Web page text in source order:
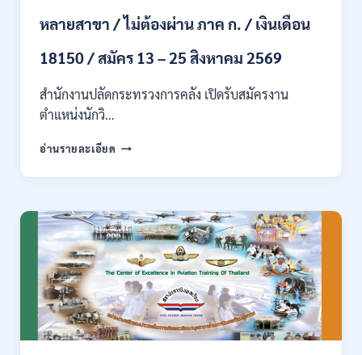
และ
ทุก
อื่นๆ
ผ่าน
สมัคร
ได้
/
เงิน
เดือน
สูงสุด
23,600
/
หลายสาขา / ไม่ต้องผ่าน ภาค ก. / เงินเดือน
18150 / สมัคร 13 – 25 สิงหาคม 2569
สำนักงานปลัดกระทรวงการคลัง เปิดรับสมัครงาน
ตำแหน่งนักวิ…
อ่านรายละเอียด กระทรวง
คลัง
รับ
สมัคร
งาน
ป.ตรี
หลาย
สาขา
/
ไม่
ต้อง